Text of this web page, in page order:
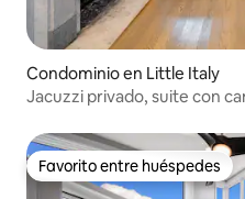
Condominio en Little Italy
Jacuzzi privado, suite con
Favorito entre huéspedes
Favorito entre huéspedes